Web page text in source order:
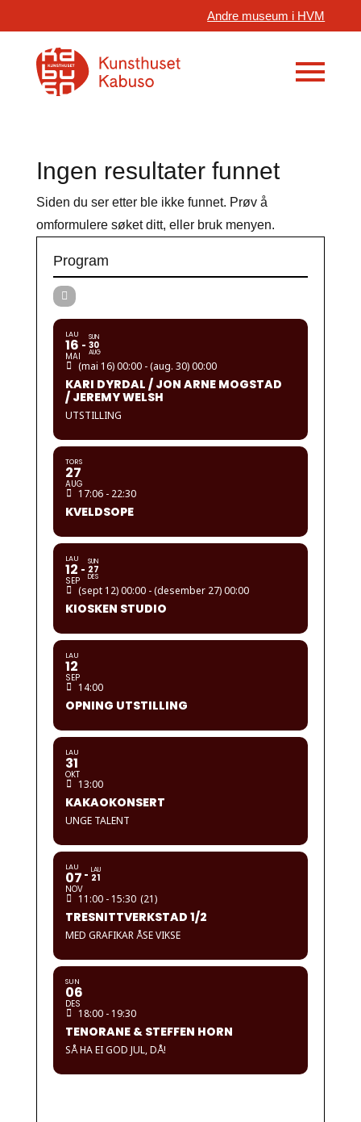
Andre museum i HVM
Ingen resultater funnet
Siden du ser etter ble ikke funnet. Prøv å
omformulere søket ditt, eller bruk menyen.
Program
LAU
16
MAI
SUN
30
AUG
(mai 16) 00:00 - (aug. 30) 00:00
KARI DYRDAL / JON ARNE MOGSTAD
/ JEREMY WELSH
UTSTILLING
TORS
27
AUG
17:06 - 22:30
KVELDSOPE
LAU
12
SEP
SUN
27
DES
(sept 12) 00:00 - (desember 27) 00:00
KIOSKEN STUDIO
LAU
12
SEP
14:00
OPNING UTSTILLING
LAU
31
OKT
13:00
KAKAOKONSERT
UNGE TALENT
LAU
07
NOV
LAU
21
11:00 - 15:30 (21)
TRESNITTVERKSTAD 1/2
MED GRAFIKAR ÅSE VIKSE
SUN
06
DES
18:00 - 19:30
TENORANE & STEFFEN HORN
SÅ HA EI GOD JUL, DÅ!